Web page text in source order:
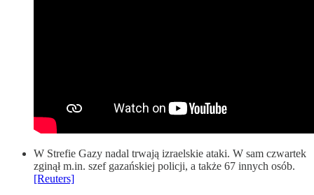
W Strefie Gazy nadal trwają izraelskie ataki. W sam czwartek
zginął m.in. szef gazańskiej policji, a także 67 innych osób.
[Reuters]